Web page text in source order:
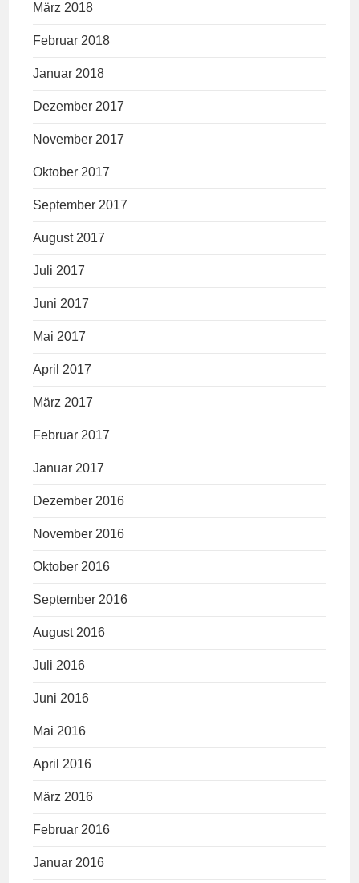
März 2018
Februar 2018
Januar 2018
Dezember 2017
November 2017
Oktober 2017
September 2017
August 2017
Juli 2017
Juni 2017
Mai 2017
April 2017
März 2017
Februar 2017
Januar 2017
Dezember 2016
November 2016
Oktober 2016
September 2016
August 2016
Juli 2016
Juni 2016
Mai 2016
April 2016
März 2016
Februar 2016
Januar 2016